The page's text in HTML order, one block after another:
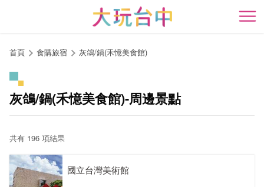
開
首頁 食購旅宿 灰鴿/鍋(禾憶美食館)
灰鴿/鍋(禾憶美食館)-周邊景點
共有 196 項結果
國立台灣美術館